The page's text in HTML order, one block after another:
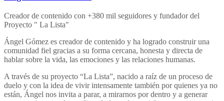
Creador de contenido con +380 mil seguidores y fundador del
Proyecto " La Lista"
Ángel Gómez es creador de contenido y ha logrado construir una
comunidad fiel gracias a su forma cercana, honesta y directa de
hablar sobre la vida, las emociones y las relaciones humanas.
A través de su proyecto “La Lista”, nacido a raíz de un proceso de
duelo y con la idea de vivir intensamente también por quienes ya no
están, Ángel nos invita a parar, a mirarnos por dentro y a generar